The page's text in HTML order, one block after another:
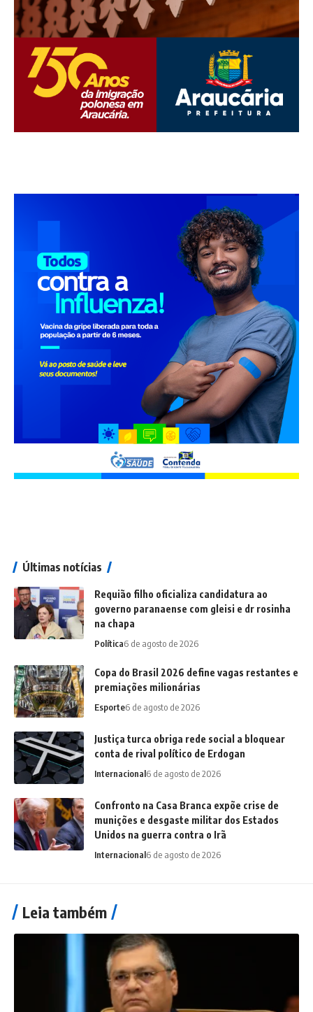
Últimas notícias
Requião filho oficializa candidatura ao
governo paranaense com gleisi e dr rosinha
na chapa
Política6 de agosto de 2026
Copa do Brasil 2026 define vagas restantes e
premiações milionárias
Esporte6 de agosto de 2026
Justiça turca obriga rede social a bloquear
conta de rival político de Erdogan
Internacional6 de agosto de 2026
Confronto na Casa Branca expõe crise de
munições e desgaste militar dos Estados
Unidos na guerra contra o Irã
Internacional6 de agosto de 2026
Leia também